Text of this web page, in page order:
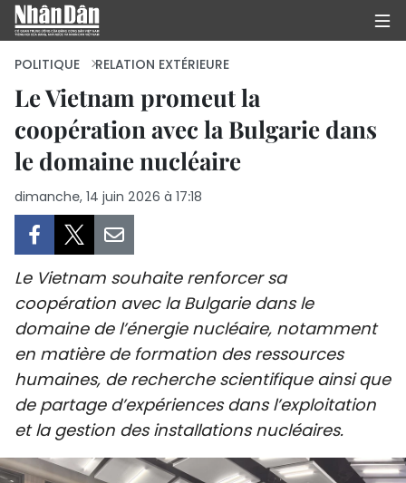
PAGE D'ACCUEIL
POLITIQUE
CULTURE
TOURISME
ENVIRONNEMENT
SPORT
FRANCOPHONIE
POLITIQUE RELATION EXTÉRIEURE
Le Vietnam promeut la
coopération avec la Bulgarie dans
le domaine nucléaire
dimanche, 14 juin 2026 à 17:18
Le Vietnam souhaite renforcer sa
coopération avec la Bulgarie dans le
domaine de l’énergie nucléaire, notamment
en matière de formation des ressources
humaines, de recherche scientifique ainsi que
de partage d’expériences dans l’exploitation
et la gestion des installations nucléaires.